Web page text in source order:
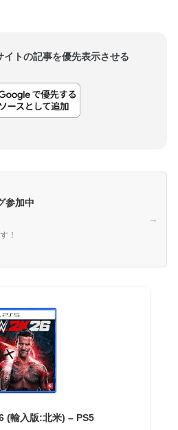
トの記事を優先表示させる
参加中
！
→
(輸入版:北米) – PS5